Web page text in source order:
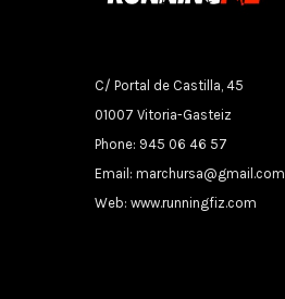
C/ Portal de Castilla, 45
01007 Vitoria-Gasteiz
Phone: 945 06 46 57
Email: marchursa@gmail.com
Web: www.runningfiz.com